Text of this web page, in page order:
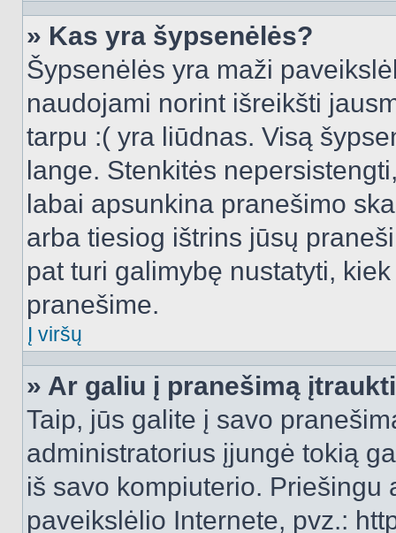
» Kas yra šypsenėlės?
Šypsenėlės yra maži
naudojami norint išreikšti
tarpu :( yra liūdnas. Visą
lange. Stenkitės
labai apsunkina pranešimo
arba tiesiog ištrins jūsų
pat turi galimybę nustatyti,
pranešime.
Į viršų
» Ar galiu į pranešimą
Taip, jūs galite į savo
administratorius įjungė tokią
iš savo kompiuterio.
paveikslėlio Internete, pvz.: